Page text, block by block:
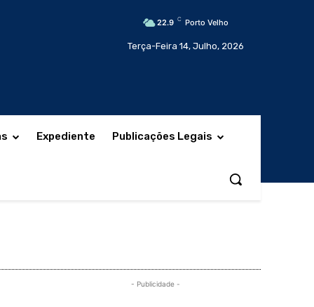
22.9 C Porto Velho
Terça-Feira 14, Julho, 2026
Expediente Publicações Legais
- Publicidade -